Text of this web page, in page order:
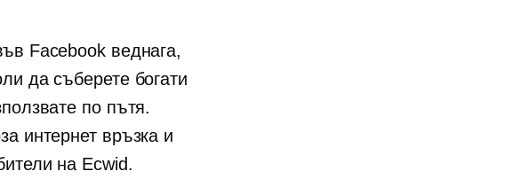
Facebook веднага,
да съберете богати
по пътя.
интернет връзка и
на Ecwid.